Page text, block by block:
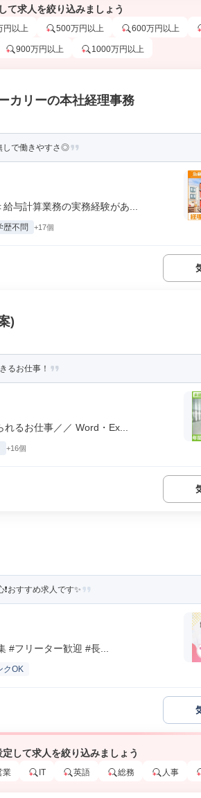
て求人を絞り込みましょう
円以上 500万円以上 600万円以上
900万円以上 1000万円以上
カリーの本社経理事務
しで働きやすさ◎
与計算業務の実務経験があ...
歴不問 +17個
)
るお仕事！
るお仕事／／ Word・Ex...
+16個
おすすめ求人です✨
#フリーター歓迎 #長...
クOK
定して求人を絞り込みましょう
業 IT 英語 総務 人事